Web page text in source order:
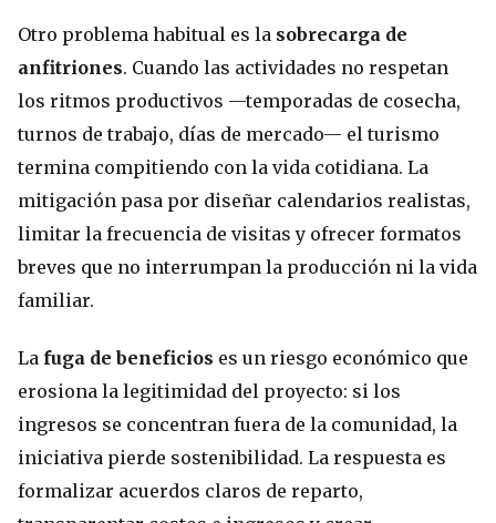
Otro problema habitual es la sobrecarga de
anfitriones. Cuando las actividades no respetan
los ritmos productivos —temporadas de cosecha,
turnos de trabajo, días de mercado— el turismo
termina compitiendo con la vida cotidiana. La
mitigación pasa por diseñar calendarios realistas,
limitar la frecuencia de visitas y ofrecer formatos
breves que no interrumpan la producción ni la vida
familiar.
La fuga de beneficios es un riesgo económico que
erosiona la legitimidad del proyecto: si los
ingresos se concentran fuera de la comunidad, la
iniciativa pierde sostenibilidad. La respuesta es
formalizar acuerdos claros de reparto,